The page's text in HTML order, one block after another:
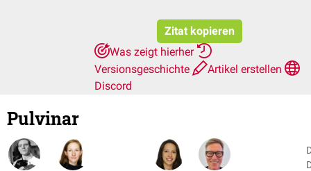
Zitat kopieren
Was zeigt hierher
Versionsgeschichte
Artikel erstellen
Discord
Pulvinar